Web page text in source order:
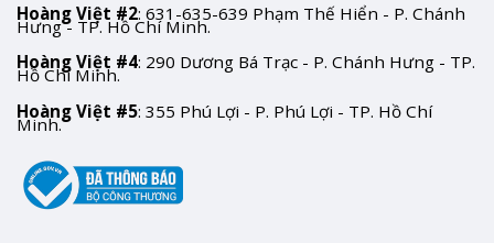
Hoàng Việt #2: 631-635-639 Phạm Thế Hiển - P. Chánh
Hưng - TP. Hồ Chí Minh.
Hoàng Việt #4: 290 Dương Bá Trạc - P. Chánh Hưng - TP.
Hồ Chí Minh.
Hoàng Việt #5: 355 Phú Lợi - P. Phú Lợi - TP. Hồ Chí
Minh.